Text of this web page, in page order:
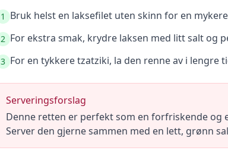
1 Bruk helst en laksefilet uten skinn for en
2 For ekstra smak, krydre laksen med litt salt og
3 For en tykkere tzatziki, la den renne av i
Serveringsforslag
Denne retten er perfekt som en forfriskende og
Server den gjerne sammen med en lett, grønn